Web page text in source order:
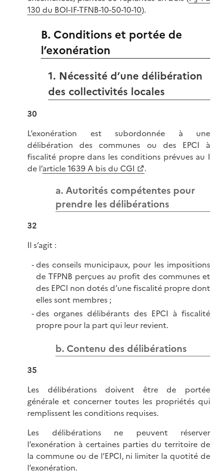
130 du BOI-IF-TFNB-10-50-10-10).
B. Conditions et portée de
l’exonération
1. Nécessité d’une délibération
des collectivités locales
30
L’exonération est subordonnée à une
délibération des communes ou des EPCI à
fiscalité propre dans les conditions prévues au I
de l’article 1639 A bis du CGI .
a. Autorités compétentes pour
prendre les délibérations
32
Il s’agit :
des conseils municipaux, pour les impositions
de TFPNB perçues au profit des communes et
des EPCI non dotés d’une fiscalité propre dont
elles sont membres ;
des organes délibérants des EPCI à fiscalité
propre pour la part qui leur revient.
b. Contenu des délibérations
35
Les délibérations doivent être de portée
générale et concerner toutes les propriétés qui
remplissent les conditions requises.
Les délibérations ne peuvent réserver
l’exonération à certaines parties du territoire de
la commune ou de l’EPCI, ni limiter la quotité de
l’exonération.